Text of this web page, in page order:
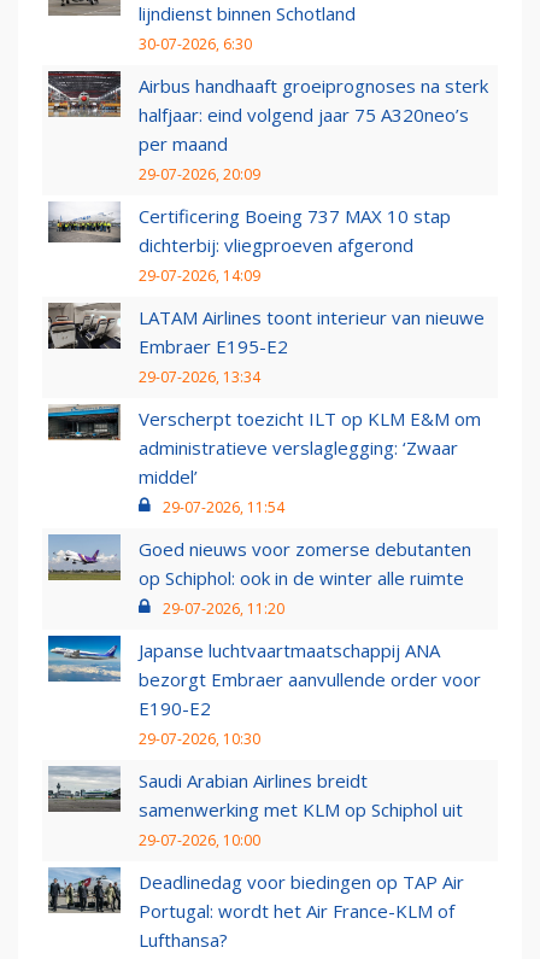
lijndienst binnen Schotland
30-07-2026, 6:30
Airbus handhaaft groeiprognoses na sterk
halfjaar: eind volgend jaar 75 A320neo’s
per maand
29-07-2026, 20:09
Certificering Boeing 737 MAX 10 stap
dichterbij: vliegproeven afgerond
29-07-2026, 14:09
LATAM Airlines toont interieur van nieuwe
Embraer E195-E2
29-07-2026, 13:34
Verscherpt toezicht ILT op KLM E&M om
administratieve verslaglegging: ‘Zwaar
middel’
29-07-2026, 11:54
Goed nieuws voor zomerse debutanten
op Schiphol: ook in de winter alle ruimte
29-07-2026, 11:20
Japanse luchtvaartmaatschappij ANA
bezorgt Embraer aanvullende order voor
E190-E2
29-07-2026, 10:30
Saudi Arabian Airlines breidt
samenwerking met KLM op Schiphol uit
29-07-2026, 10:00
Deadlinedag voor biedingen op TAP Air
Portugal: wordt het Air France-KLM of
Lufthansa?